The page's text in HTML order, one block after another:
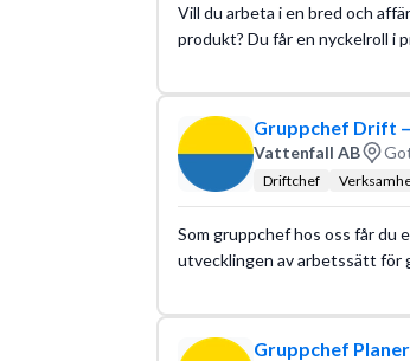
Vill du arbeta i en bred och
produkt? Du får en nyckelroll i
Gruppchef Drift
Vattenfall AB
Driftchef
Som gruppchef hos oss får du
utvecklingen av arbetssätt för
Gruppchef